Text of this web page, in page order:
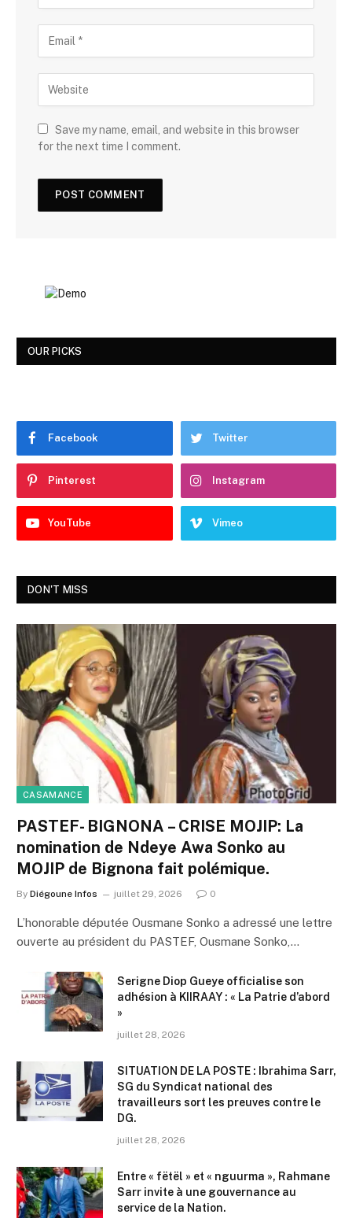
Save my name, email, and website in this browser
for the next time I comment.
OUR PICKS
Facebook Twitter
Pinterest Instagram
YouTube Vimeo
DON'T MISS
CASAMANCE
PASTEF- BIGNONA – CRISE MOJIP: La
nomination de Ndeye Awa Sonko au
MOJIP de Bignona fait polémique.
By Diégoune Infos juillet 29, 2026 0
L’honorable députée Ousmane Sonko a adressé une lettre
ouverte au président du PASTEF, Ousmane Sonko,…
Serigne Diop Gueye officialise son
adhésion à KIIRAAY : « La Patrie d’abord
»
juillet 28, 2026
SITUATION DE LA POSTE : Ibrahima Sarr,
SG du Syndicat national des
travailleurs sort les preuves contre le
DG.
juillet 28, 2026
Entre « fëtël » et « nguurma », Rahmane
Sarr invite à une gouvernance au
service de la Nation.